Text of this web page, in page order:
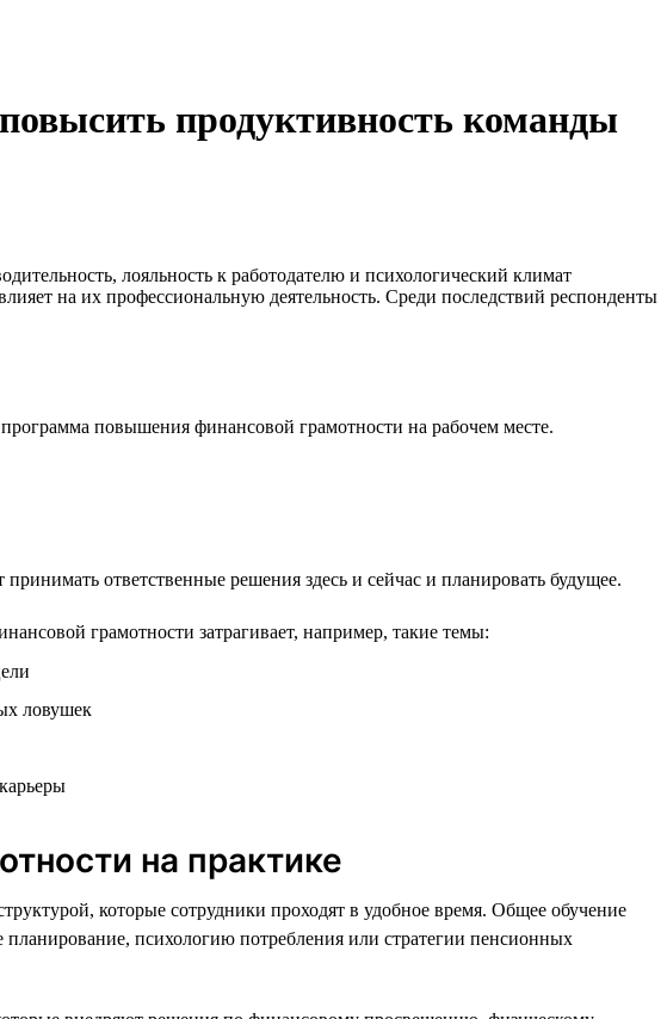
продуктивность команды
лояльность к работодателю и психологический климат
на их профессиональную деятельность. Среди последствий респонденты
повышения финансовой грамотности на рабочем месте.
ответственные решения здесь и сейчас и планировать будущее.
грамотности затрагивает, например, такие темы:
ловушек
на практике
которые сотрудники проходят в удобное время. Общее обучение
психологию потребления или стратегии пенсионных